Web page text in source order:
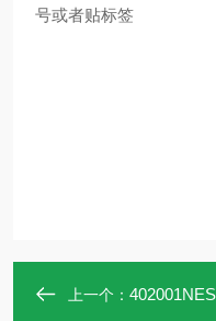
号或者贴标签
上一个：